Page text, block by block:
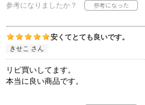
参考になりましたか？
安くてとても良いです。
きせこ さん
リピ買いしてます。
本当に良い商品です。